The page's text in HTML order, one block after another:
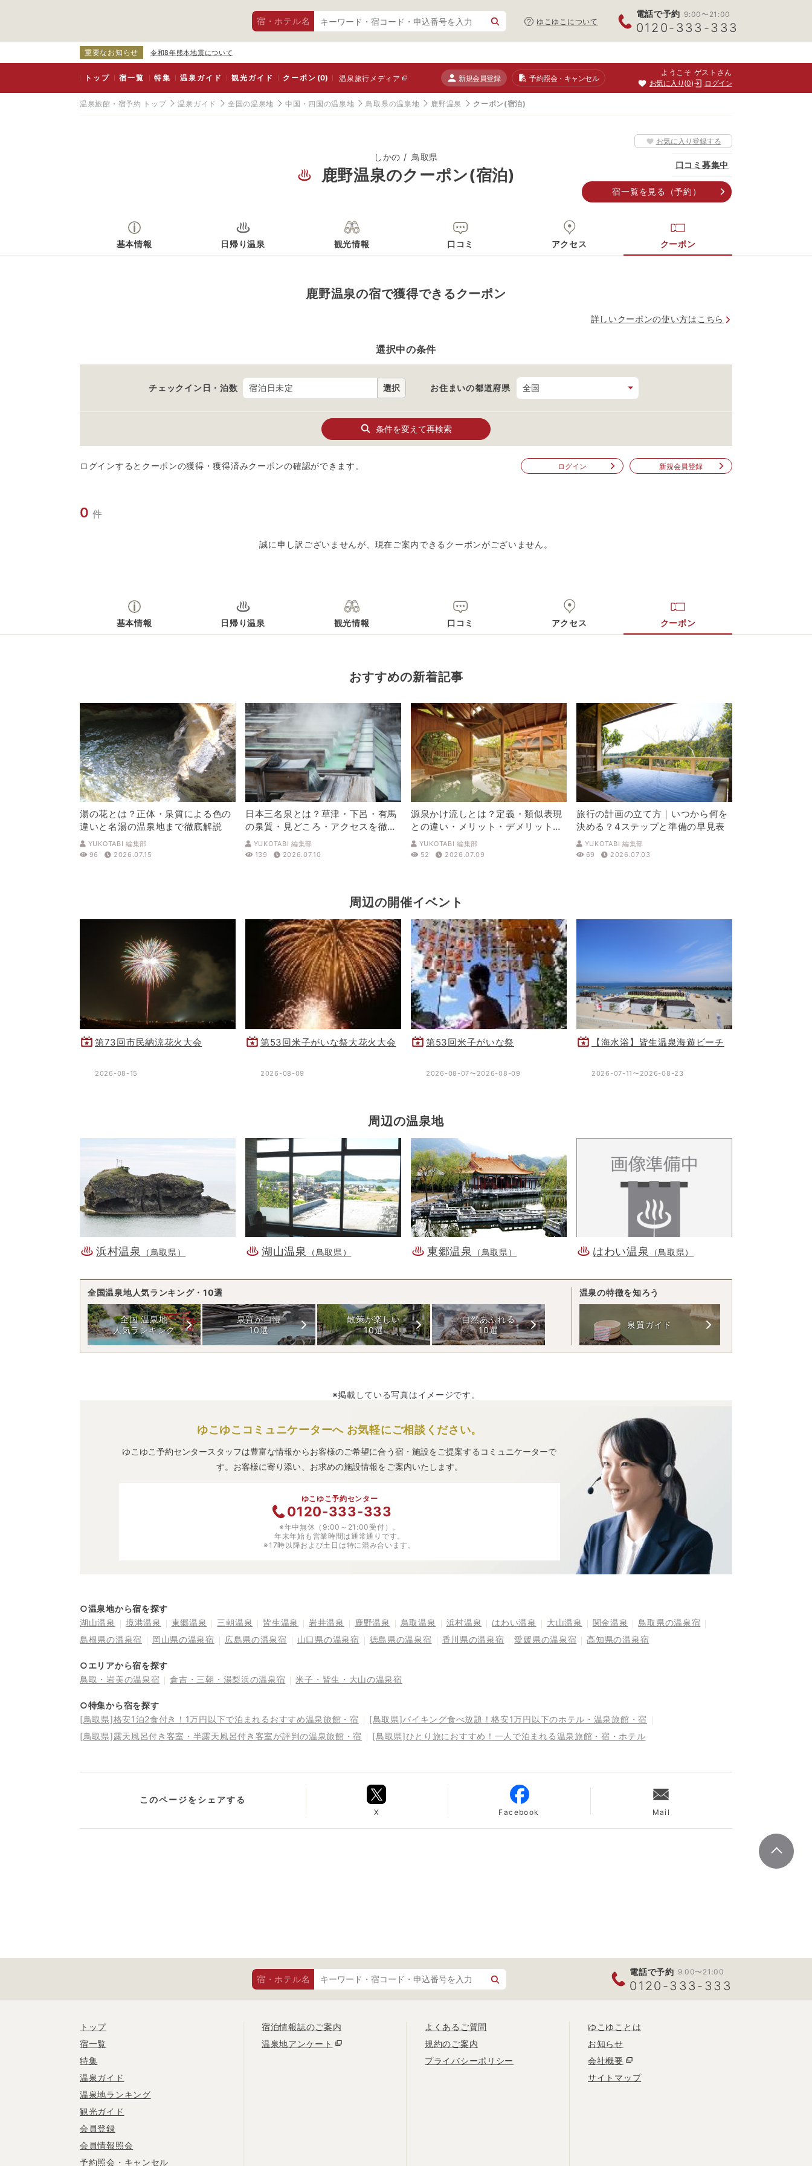
宿・ホテル名 ゆこゆこについて
電話で予約 9:00〜21:00
0120-333-333
重要なお知らせ 令和8年熊本地震について
トップ 宿一覧 特集 温泉ガイド 観光ガイド クーポン(0) 温泉旅行メディア 新規会員登録 予約照会・キャンセル
ようこそ ゲストさん
お気に入り 0 ログイン
温泉旅館・宿予約 トップ 温泉ガイド 全国の温泉地 中国・四国の温泉地 鳥取県の温泉地 鹿野温泉 クーポン(宿泊)
しかの 鳥取県
鹿野温泉のクーポン(宿泊)
お気に入り登録する
口コミ募集中
宿一覧を見る （予約）
基本情報 日帰り温泉 観光情報 口コミ アクセス クーポン
鹿野温泉の宿で獲得できるクーポン
詳しいクーポンの使い方はこちら
選択中の条件
チェックイン日・泊数 宿泊日未定 選択 お住まいの都道府県
条件を変えて再検索
ログインするとクーポンの獲得・獲得済みクーポンの確認ができます。 ログイン 新規会員登録
0 件
誠に申し訳ございませんが、現在ご案内できるクーポンがございません。
基本情報 日帰り温泉 観光情報 口コミ アクセス クーポン
おすすめの新着記事
湯の花とは？正体・泉質による色の
違いと名湯の温泉地まで徹底解説
YUKOTABI 編集部
96
2026.07.15
日本三名泉とは？草津・下呂・有馬
の泉質・見どころ・アクセスを徹底
解説
YUKOTABI 編集部
139
2026.07.10
源泉かけ流しとは？定義・類似表現
との違い・メリット・デメリットを
解説
YUKOTABI 編集部
52
2026.07.09
旅行の計画の立て方｜いつから何を
決める？4ステップと準備の早見表
YUKOTABI 編集部
69
2026.07.03
周辺の開催イベント
第73回市民納涼花火大会
2026-08-15
第53回米子がいな祭大花火大会
2026-08-09
第53回米子がいな祭
2026-08-07〜2026-08-09
【海水浴】皆生温泉海遊ビーチ
2026-07-11〜2026-08-23
周辺の温泉地
浜村温泉 （鳥取県） 湖山温泉 （鳥取県） 東郷温泉 （鳥取県） はわい温泉 （鳥取県）
全国温泉地人気ランキング・10選
全国 温泉地
人気ランキング
泉質が自慢
10選
散策が楽しい
10選
自然あふれる
10選
温泉の特徴を知ろう
泉質ガイド
※掲載している写真はイメージです。
ゆこゆこコミュニケーターへ お気軽にご相談ください。
ゆこゆこ予約センタースタッフは豊富な情報からお客様のご希望に合う宿・施設をご提案するコミュニケーターで
す。お客様に寄り添い、お求めの施設情報をご案内いたします。
ゆこゆこ予約センター
0120-333-333
※年中無休（9:00～21:00受付）。
年末年始も営業時間は通常通りです。
※17時以降および土日は特に混み合います。
○温泉地から宿を探す
湖山温泉
境港温泉 東郷温泉 三朝温泉 皆生温泉 岩井温泉 鹿野温泉 鳥取温泉 浜村温泉 はわい温泉 大山温泉 関金温泉
鳥取県の温泉宿
島根県の温泉宿
岡山県の温泉宿 広島県の温泉宿 山口県の温泉宿 徳島県の温泉宿 香川県の温泉宿 愛媛県の温泉宿 高知県の温泉宿
○エリアから宿を探す
鳥取・岩美の温泉宿
倉吉・三朝・湯梨浜の温泉宿 米子・皆生・大山の温泉宿
○特集から宿を探す
[鳥取県]格安1泊2食付き！1万円以下で泊まれるおすすめ温泉旅館・宿
[鳥取県]バイキング食べ放題！格安1万円以下のホテル・温泉旅館・宿
[鳥取県]露天風呂付き客室・半露天風呂付き客室が評判の温泉旅館・宿
[鳥取県]ひとり旅におすすめ！一人で泊まれる温泉旅館・宿・ホテル
このページをシェアする
X Facebook Mail
宿・ホテル名
電話で予約 9:00〜21:00
0120-333-333
トップ
宿一覧
特集
温泉ガイド
温泉地ランキング
観光ガイド
会員登録
会員情報照会
予約照会・キャンセル
宿泊情報誌のご案内
温泉地アンケート
よくあるご質問
規約のご案内
プライバシーポリシー
ゆこゆことは
お知らせ
会社概要
サイトマップ